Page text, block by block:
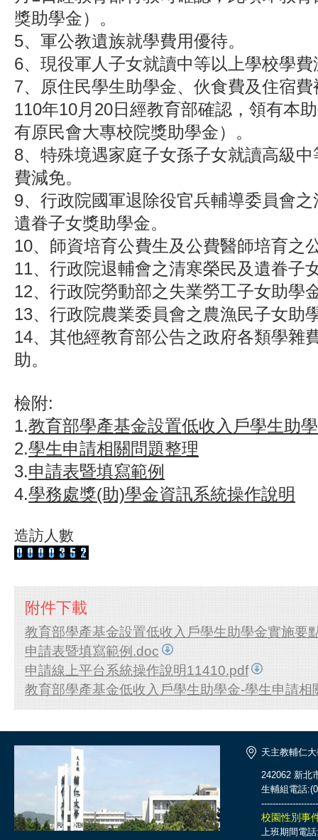
獎助學金）。
5、軍公教遺族就學費用優待。
6、現役軍人子女就讀中等以上學校學費
7、原住民學生助學金、伙食費及住宿
110年10月20日經教育部確認，領有本
有原民會大專校院獎助學金）。
8、特殊境遇家庭子女孫子女就讀高級
費減免。
9、行政院國軍退除役官兵輔導委員會
遺眷子女獎助學金。
10、師資培育公費生及公費醫師培育之
11、行政院退輔會之清寒榮民及遺眷子
12、行政院勞動部之失業勞工子女助學
13、行政院農業委員會之農漁民子女助
14、其他經教育部公告之政府各類學雜
助。
檢附:
1.教育部學產基金設置低收入戶學生助
2.學生申請相關問題整理
3.申請表暨填寫範例
4.學務處獎(助)學金資訊系統操作說明
造訪人數
附件下載
教育部學產基金設置低收入戶學生助學金實施要
申請表暨填寫範例.doc
申請線上平台系統操作說明11410.pdf
教育部學產基金低收入戶學生助學金-學生申請相
天主教輔仁
242062 新北
生輔組電話
校園性別事
上班期間電